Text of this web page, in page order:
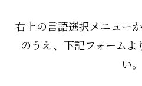
右上の言語選択メニュー
のうえ、下記フォーム
い。